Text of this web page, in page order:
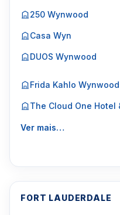
250 Wynwood
Casa Wyn
DUOS Wynwood
Frida Kahlo
The Cloud One Hotel
Ver mais…
FORT LAUDERDALE